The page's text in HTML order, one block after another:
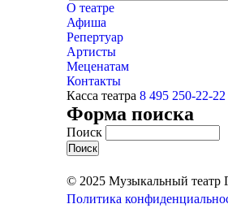
О театре
Афиша
Репертуар
Артисты
Меценатам
Контакты
Касса театра 8 495 250-22-22
Форма поиска
Поиск
© 2025 Музыкальный театр
Политика